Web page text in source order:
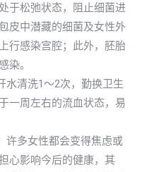
于松弛状态，阻止细菌进
皮中潜藏的细菌及女性外
行感染宫腔；此外，胚胎
染。
水清洗1～2次，勤换卫生
一周左右的流血状态，易
许多女性都会变得焦虑或
心影响今后的健康，其